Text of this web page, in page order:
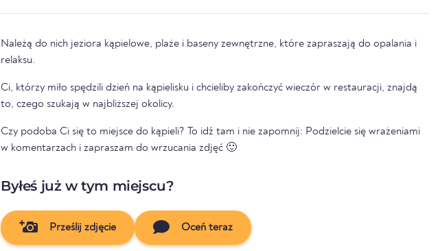
Należą do nich jeziora kąpielowe, plaże i baseny zewnętrzne, które zapraszają do opalania i
relaksu.
Ci, którzy miło spędzili dzień na kąpielisku i chcieliby zakończyć wieczór w restauracji, znajdą
to, czego szukają w najbliższej okolicy.
Czy podoba Ci się to miejsce do kąpieli? To idź tam i nie zapomnij: Podzielcie się wrażeniami
w komentarzach i zapraszam do wrzucania zdjęć 🙂
Byłeś już w tym miejscu?
Prześlij zdjęcie Oceń teraz